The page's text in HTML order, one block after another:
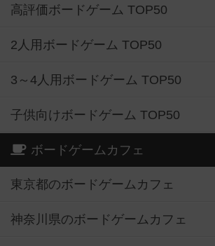
高評価ボードゲーム TOP50
2人用ボードゲーム TOP50
3～4人用ボードゲーム TOP50
子供向けボードゲーム TOP50
ボードゲームカフェ
東京都のボードゲームカフェ
神奈川県のボードゲームカフェ